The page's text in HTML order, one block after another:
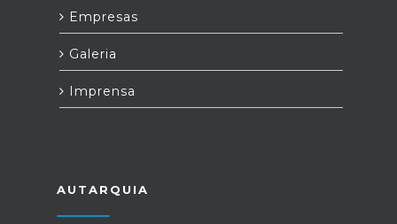
Empresas
Galeria
Imprensa
AUTARQUIA